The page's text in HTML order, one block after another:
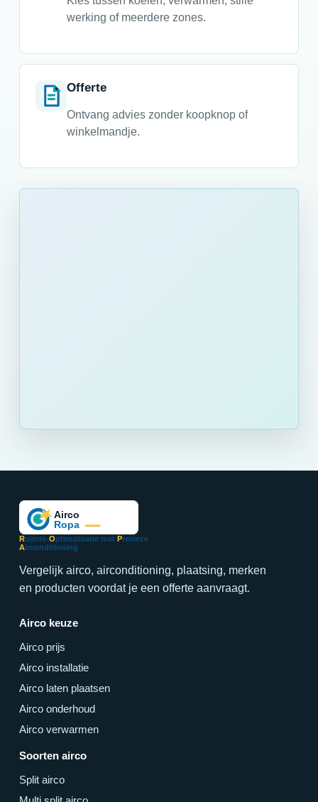
werking of meerdere zones.
Offerte
Ontvang advies zonder koopknop of
winkelmandje.
Ruimte-Optimalisatie met Precieze
Airconditioning
Vergelijk airco, airconditioning, plaatsing, merken
en producten voordat je een offerte aanvraagt.
Airco keuze
Airco prijs
Airco installatie
Airco laten plaatsen
Airco onderhoud
Airco verwarmen
Soorten airco
Split airco